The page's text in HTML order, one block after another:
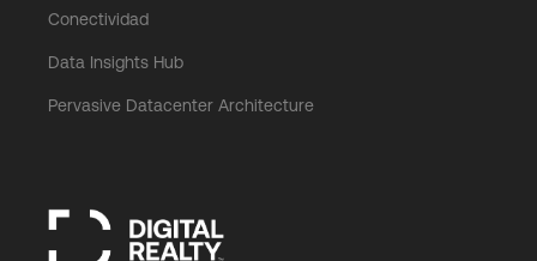
Conectividad
Data Insights Hub
Pervasive Datacenter Architecture